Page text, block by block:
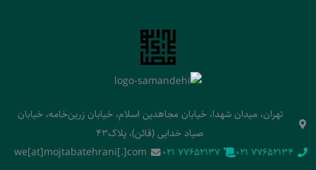
تهران، میدان شهدا، خیابان مجاهدین اسلام، خیابان زرین‌خامه، خیابان
صیاد خدایی (قائن)، پلاک43
‭021 77652134‬
‭021 77652137‬
we[at]mojtabatehrani[.]com